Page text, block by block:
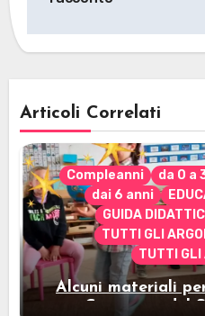
Articoli Correlati
Compleanni da 0 a
dai 6 anni
GUIDA
TUTTI GLI
TUTTI GLI
Alcuni materiali
Cerimonia del